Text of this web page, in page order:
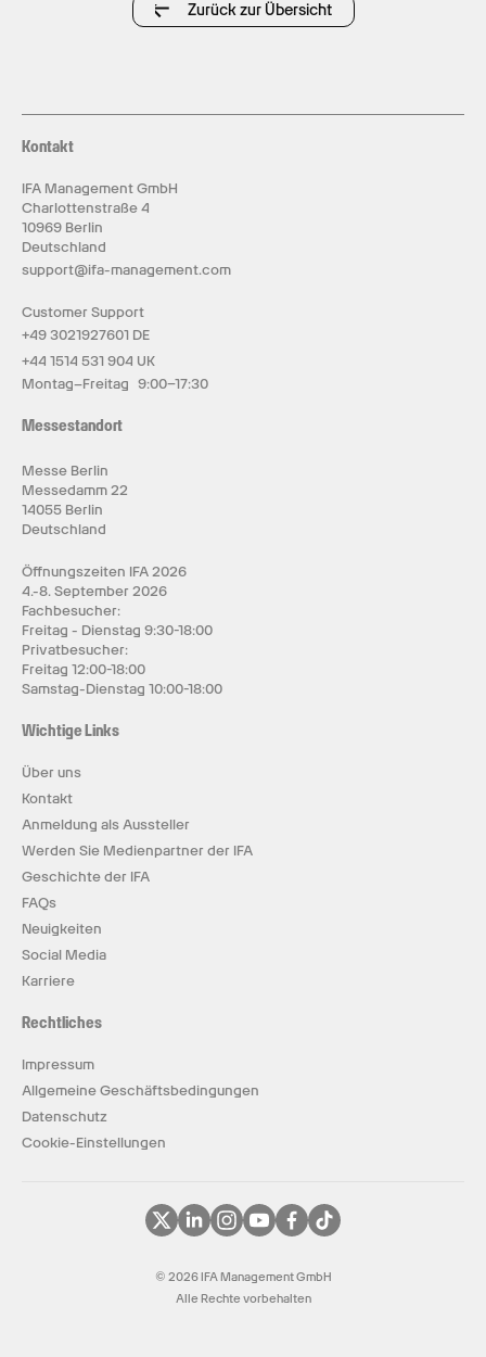
Zurück zur Übersicht
Kontakt
IFA Management GmbH
Charlottenstraße 4
10969 Berlin
Deutschland
support@ifa-management.com
Customer Support
+49 3021927601 DE
+44 1514 531 904 UK
Montag–Freitag 9:00–17:30
Messestandort
Messe Berlin
Messedamm 22
14055 Berlin
Deutschland
Öffnungszeiten IFA 2026
4.-8. September 2026
Fachbesucher:
Freitag - Dienstag 9:30-18:00
Privatbesucher:
Freitag 12:00-18:00
Samstag-Dienstag 10:00-18:00
Wichtige Links
Über uns
Kontakt
Anmeldung als Aussteller
Werden Sie Medienpartner der IFA
Geschichte der IFA
FAQs
Neuigkeiten
Social Media
Karriere
Rechtliches
Impressum
Allgemeine Geschäftsbedingungen
Datenschutz
Cookie-Einstellungen
© 2026 IFA Management GmbH
Alle Rechte vorbehalten